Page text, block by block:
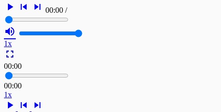
play_arrow skip_previous skip_next 00:00 /
volume_up
1x
fullscreen
00:00
00:00
1x
play_arrow skip_previous
skip_next